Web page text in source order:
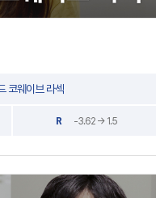
코웨이브 라섹
R -3.62 → 1.5